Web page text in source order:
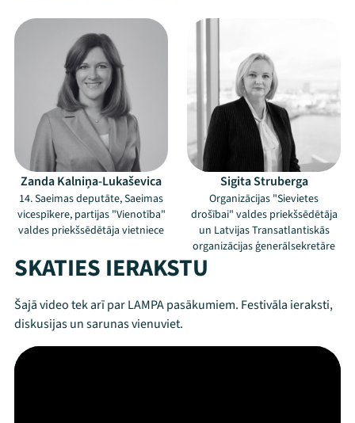
Zanda Kalniņa-Lukaševica
14. Saeimas deputāte, Saeimas
vicespīkere, partijas "Vienotība"
valdes priekšsēdētāja vietniece
Sigita Struberga
Organizācijas "Sievietes
drošībai" valdes priekšsēdētāja
un Latvijas Transatlantiskās
organizācijas ģenerālsekretāre
SKATIES IERAKSTU
Šajā video tek arī par LAMPA pasākumiem. Festivāla ieraksti,
diskusijas un sarunas vienuviet.